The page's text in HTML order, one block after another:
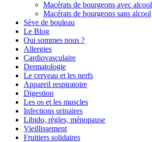
Macérats de bourgeons avec alcool
Macérats de bourgeons sans alcool
Sève de bouleau
Le Blog
Qui sommes nous ?
Allergies
Cardiovasculaire
Dermatologie
Le cerveau et les nerfs
Appareil respiratoire
Digestion
Les os et les muscles
Infections urinaires
Libido, règles, ménopause
Vieillissement
Fruitiers solidaires